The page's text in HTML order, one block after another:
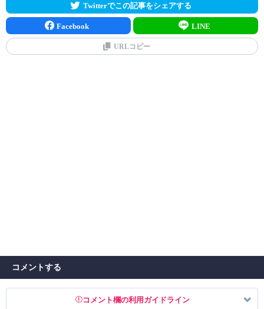
Twitterでこの記事をシェアする
Facebook LINE
URLコピー
コメントする
コメント欄の利用ガイドライン